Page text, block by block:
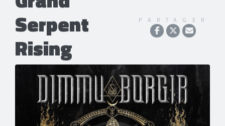
Serpent
Rising
PARTAGER